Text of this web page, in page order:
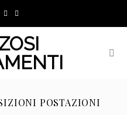
POSTAZIONI